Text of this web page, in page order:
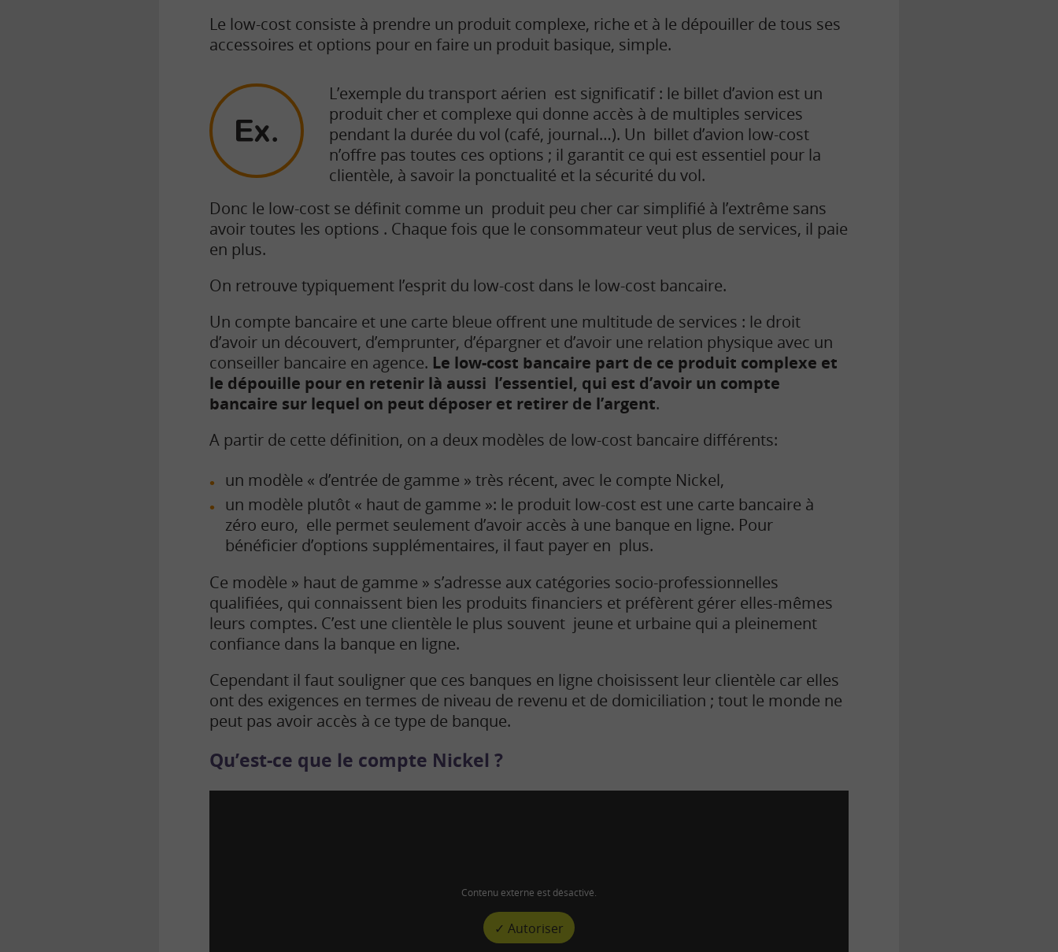
Le low-cost consiste à prendre un produit complexe, riche et à le dépouiller de tous ses
accessoires et options pour en faire un produit basique, simple.
L’exemple du transport aérien est significatif : le billet d’avion est un
produit cher et complexe qui donne accès à de multiples services
pendant la durée du vol (café, journal…). Un billet d’avion low-cost
n’offre pas toutes ces options ; il garantit ce qui est essentiel pour la
clientèle, à savoir la ponctualité et la sécurité du vol.
Donc le low-cost se définit comme un produit peu cher car simplifié à l’extrême sans
avoir toutes les options . Chaque fois que le consommateur veut plus de services, il paie
en plus.
On retrouve typiquement l’esprit du low-cost dans le low-cost bancaire.
Un compte bancaire et une carte bleue offrent une multitude de services : le droit
d’avoir un découvert, d’emprunter, d’épargner et d’avoir une relation physique avec un
conseiller bancaire en agence. Le low-cost bancaire part de ce produit complexe et
le dépouille pour en retenir là aussi l’essentiel, qui est d’avoir un compte
bancaire sur lequel on peut déposer et retirer de l’argent.
A partir de cette définition, on a deux modèles de low-cost bancaire différents:
un modèle « d’entrée de gamme » très récent, avec le compte Nickel,
un modèle plutôt « haut de gamme »: le produit low-cost est une carte bancaire à
zéro euro, elle permet seulement d’avoir accès à une banque en ligne. Pour
bénéficier d’options supplémentaires, il faut payer en plus.
Ce modèle » haut de gamme » s’adresse aux catégories socio-professionnelles
qualifiées, qui connaissent bien les produits financiers et préfèrent gérer elles-mêmes
leurs comptes. C’est une clientèle le plus souvent jeune et urbaine qui a pleinement
confiance dans la banque en ligne.
Cependant il faut souligner que ces banques en ligne choisissent leur clientèle car elles
ont des exigences en termes de niveau de revenu et de domiciliation ; tout le monde ne
peut pas avoir accès à ce type de banque.
Qu’est-ce que le compte Nickel ?
Contenu externe est désactivé.
✓ Autoriser